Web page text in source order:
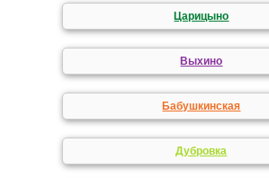
Царицыно
Выхино
Бабушкинская
Дубровка